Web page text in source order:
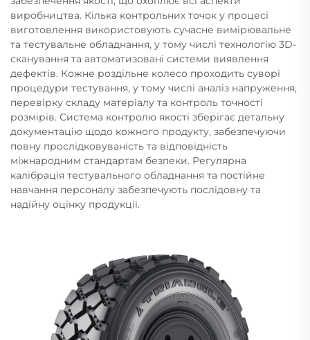
виробництва. Кілька контрольних точок у процесі
виготовлення використовують сучасне вимірювальне
та тестувальне обладнання, у тому числі технологію 3D-
сканування та автоматизовані системи виявлення
дефектів. Кожне роздільне колесо проходить суворі
процедури тестування, у тому числі аналіз напруження,
перевірку складу матеріалу та контроль точності
розмірів. Система контролю якості зберігає детальну
документацію щодо кожного продукту, забезпечуючи
повну прослідковуваність та відповідність
міжнародним стандартам безпеки. Регулярна
калібрація тестувального обладнання та постійне
навчання персоналу забезпечують послідовну та
надійну оцінку продукції.